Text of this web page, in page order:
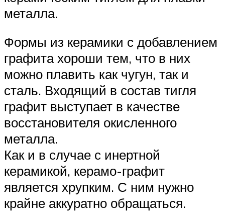
металла.
Формы из керамики с добавлением
графита хороши тем, что в них
можно плавить как чугун, так и
сталь. Входящий в состав тигля
графит выступает в качестве
восстановителя окисленного
металла.
Как и в случае с инертной
керамикой, керамо-графит
является хрупким. С ним нужно
крайне аккуратно обращаться.